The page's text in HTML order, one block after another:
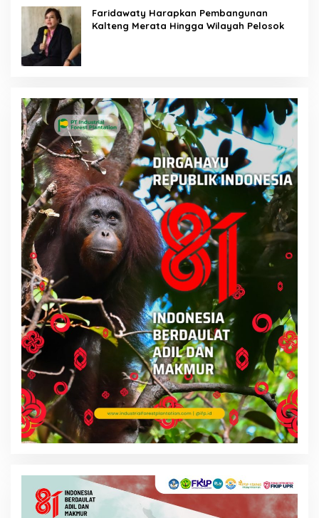
Faridawaty Harapkan Pembangunan
Kalteng Merata Hingga Wilayah Pelosok